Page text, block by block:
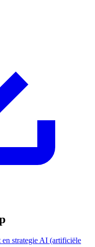
strategie AI (artificiële